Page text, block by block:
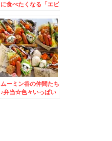
に食べたくなる「エビ
`*)
ムーミン谷の仲間たち
♪弁当☆色々いっぱい